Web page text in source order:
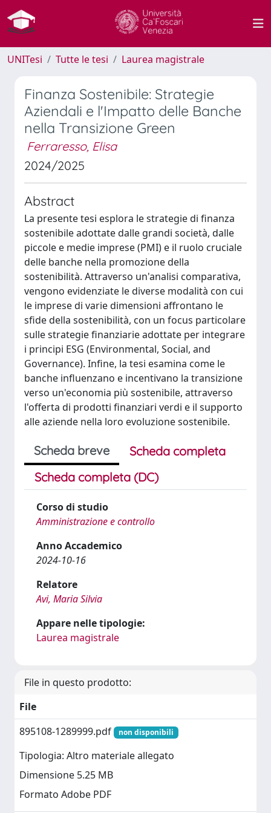
UNITesi Tutte le tesi Laurea magistrale
Finanza Sostenibile: Strategie
Aziendali e l'Impatto delle Banche
nella Transizione Green
Ferraresso, Elisa
2024/2025
Abstract
La presente tesi esplora le strategie di finanza
sostenibile adottate dalle grandi società, dalle
piccole e medie imprese (PMI) e il ruolo cruciale
delle banche nella promozione della
sostenibilità. Attraverso un'analisi comparativa,
vengono evidenziate le diverse modalità con cui
le imprese di varie dimensioni affrontano le
sfide della sostenibilità, con un focus particolare
sulle strategie finanziarie adottate per integrare
i principi ESG (Environmental, Social, and
Governance). Infine, la tesi esamina come le
banche influenzano e incentivano la transizione
verso un'economia più sostenibile, attraverso
l'offerta di prodotti finanziari verdi e il supporto
alle aziende nella loro evoluzione sostenibile.
Scheda breve
Scheda completa
Scheda completa (DC)
Corso di studio
Amministrazione e controllo
Anno Accademico
2024-10-16
Relatore
Avi, Maria Silvia
Appare nelle tipologie:
Laurea magistrale
File in questo prodotto:
File
895108-1289999.pdf
non disponibili
Tipologia: Altro materiale allegato
Dimensione 5.25 MB
Formato Adobe PDF